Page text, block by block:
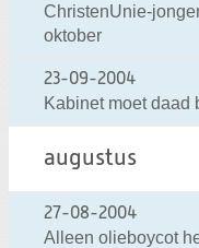
ChristenUnie-
oktober
23-09-2004
Kabinet moet daad
augustus
27-08-2004
Alleen olieboycot